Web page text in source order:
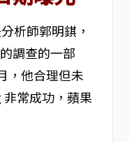
析師郭明錤，
調查的一部
，他合理但未
常成功，蘋果